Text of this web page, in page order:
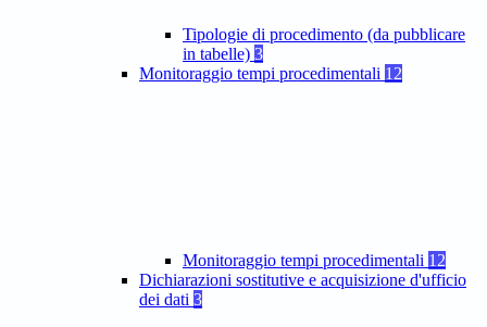
Tipologie di procedimento (da pubblicare
in tabelle) 3
Monitoraggio tempi procedimentali 12
Monitoraggio tempi procedimentali 12
Dichiarazioni sostitutive e acquisizione d'ufficio
dei dati 3